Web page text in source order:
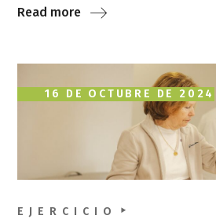
Read more
16 DE OCTUBRE DE 2024
EJERCICIO